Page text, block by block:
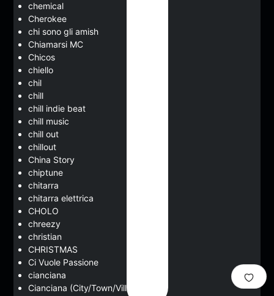
chemical
Cherokee
chi sono gli amish
Chiamarsi MC
Chicos
chiello
chil
chill
chill indie beat
chill music
chill out
chillout
China Story
chiptune
chitarra
chitarra elettrica
CHOLO
chreezy
christian
CHRISTMAS
Ci Vuole Passione
cianciana
Cianciana (City/Town/Village)